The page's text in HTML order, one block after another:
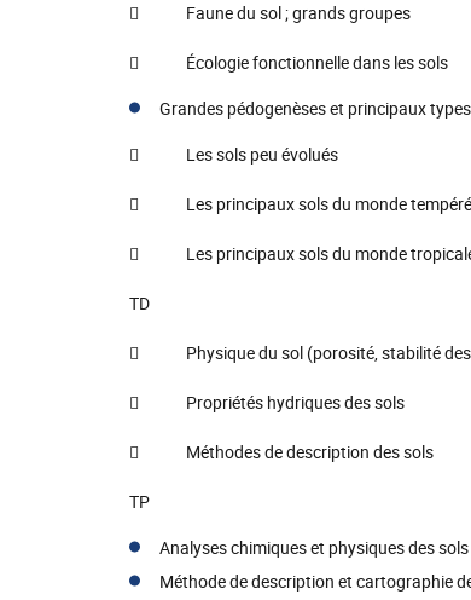
 Faune du sol ; grands groupes
 Écologie fonctionnelle dans les sols
Grandes pédogenèses et principaux
 Les sols peu évolués
 Les principaux sols du monde tempéré
 Les principaux sols du monde
TD
 Physique du sol (porosité, stabilité des
 Propriétés hydriques des sols
 Méthodes de description des sols
TP
Analyses chimiques et physiques des
Méthode de description et cartographie